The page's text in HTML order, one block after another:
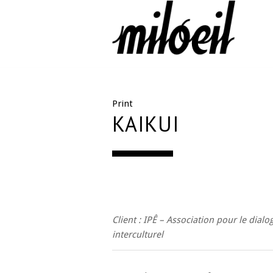
Print
KAIKUI
Client : IPÊ – Association pour le
interculturel